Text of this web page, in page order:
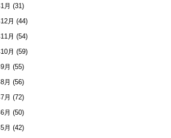
月 (31)
月 (44)
月 (54)
月 (59)
月 (55)
月 (56)
月 (72)
月 (50)
月 (42)